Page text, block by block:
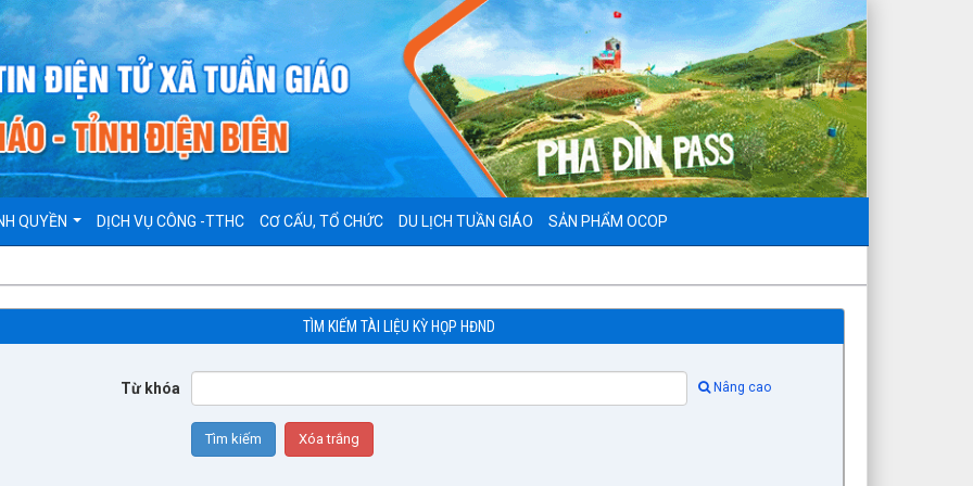
QUYỀN DỊCH VỤ CÔNG -TTHC CƠ CẤU, TỔ CHỨC DU LỊCH TUẦN GIÁO SẢN PHẨM OCOP
TÌM KIẾM TÀI LIỆU KỲ HỌP HĐND
Từ khóa Nâng cao